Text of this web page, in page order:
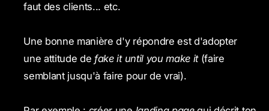
faut des clients... etc.
Une bonne manière d'y répondre est d'adopter
une attitude defake it until you make it(faire
semblant jusqu'à faire pour de vrai).